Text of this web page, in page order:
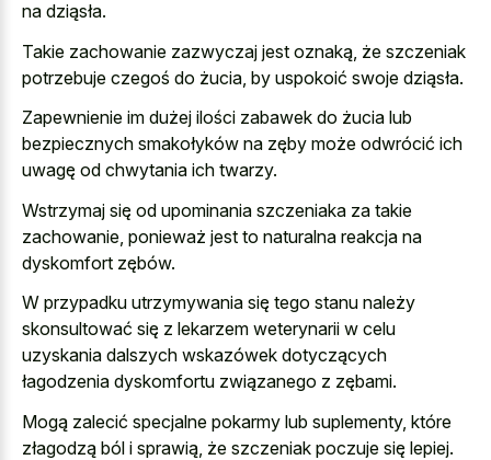
na dziąsła.
Takie zachowanie zazwyczaj jest oznaką, że szczeniak
potrzebuje czegoś do żucia, by uspokoić swoje dziąsła.
Zapewnienie im dużej ilości zabawek do żucia lub
bezpiecznych smakołyków na zęby może odwrócić ich
uwagę od chwytania ich twarzy.
Wstrzymaj się od upominania szczeniaka za takie
zachowanie, ponieważ jest to naturalna reakcja na
dyskomfort zębów.
W przypadku utrzymywania się tego stanu należy
skonsultować się z lekarzem weterynarii w celu
uzyskania dalszych wskazówek dotyczących
łagodzenia dyskomfortu związanego z zębami.
Mogą zalecić specjalne pokarmy lub suplementy, które
złagodzą ból i sprawią, że szczeniak poczuje się lepiej.